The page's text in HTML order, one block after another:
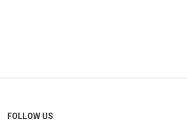
FOLLOW US